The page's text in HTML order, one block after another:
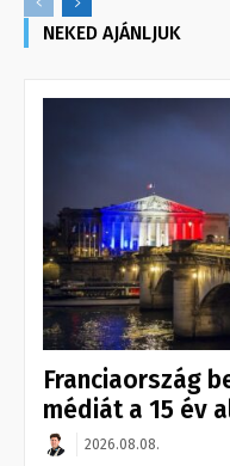
NEKED AJÁNLJUK
Franciaország
médiát a 15 év
2026.08.08.